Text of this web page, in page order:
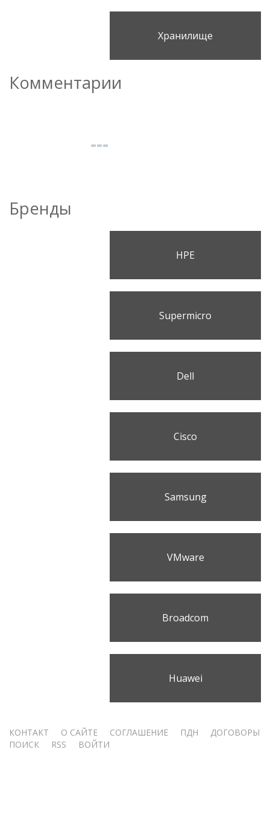
Хранилище
Комментарии
Бренды
HPE
Supermicro
Dell
Cisco
Samsung
VMware
Broadcom
Huawei
Меню
КОНТАКТ О САЙТЕ СОГЛАШЕНИЕ ПДН
ДОГОВОРЫ
ПОИСК
RSS ВОЙТИ